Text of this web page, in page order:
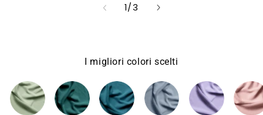
1/
su3
I migliori colori scelti